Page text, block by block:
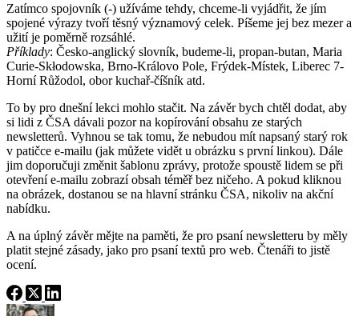
Zatímco spojovník (-) užíváme tehdy, chceme-li vyjádřit, že jím
spojené výrazy tvoří těsný významový celek. Píšeme jej bez mezer a
užití je poměrně rozsáhlé.
Příklady: Česko-anglický slovník, budeme-li, propan-butan, Maria
Curie-Skłodowska, Brno-Královo Pole, Frýdek-Místek, Liberec 7-
Horní Růžodol, obor kuchař-číšník atd.
To by pro dnešní lekci mohlo stačit. Na závěr bych chtěl dodat, aby
si lidi z ČSA dávali pozor na kopírování obsahu ze starých
newsletterů. Vyhnou se tak tomu, že nebudou mít napsaný starý rok
v patičce e-mailu (jak můžete vidět u obrázku s první linkou). Dále
jim doporučuji změnit šablonu zprávy, protože spoustě lidem se při
otevření e-mailu zobrazí obsah téměř bez ničeho. A pokud kliknou
na obrázek, dostanou se na hlavní stránku ČSA, nikoliv na akční
nabídku.
A na úplný závěr mějte na paměti, že pro psaní newsletteru by měly
platit stejné zásady, jako pro psaní textů pro web. Čtenáři to jistě
ocení.